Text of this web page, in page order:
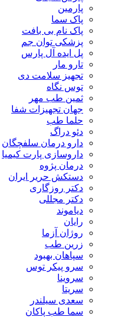
پارمین
پاک سما
پاک نام بی بافت
پزشکی توان جم
پل ایده آل پارس
تارو مار
تجهیز سلامت دی
توس نگاه
ثمین طب مهر
جهان تجهیزات شفا
حلما طب
دئو دراگ
دارو درمان سلفچگان
داروسازی پارت کیمیا
درمان پژوه
دستکش حریر ایران
دکتر روزگاری
دکتر مجللی
دیاموند
رایان
روژان آزما
زرین طب
سپاهان بهبود
سرو پیکر توس
سروینا
سریتا
سعدی سیلندر
سما طب پاکان